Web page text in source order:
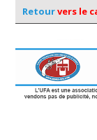
Retourvers le